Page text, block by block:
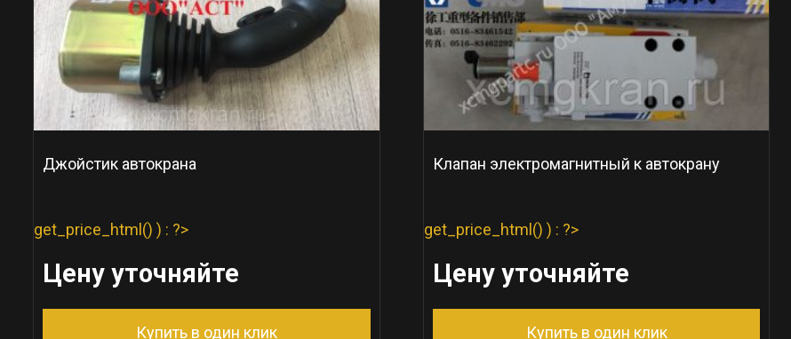
Джойстик автокрана
get_price_html() ) : ?>
Цену уточняйте
Купить в один клик
Клапан электромагнитный к автокрану
get_price_html() ) : ?>
Цену уточняйте
Купить в один клик